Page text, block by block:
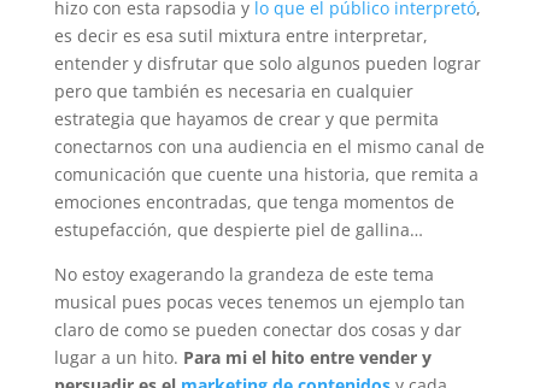
hizo con esta rapsodia y lo que el público interpretó,
es decir es esa sutil mixtura entre interpretar,
entender y disfrutar que solo algunos pueden lograr
pero que también es necesaria en cualquier
estrategia que hayamos de crear y que permita
conectarnos con una audiencia en el mismo canal de
comunicación que cuente una historia, que remita a
emociones encontradas, que tenga momentos de
estupefacción, que despierte piel de gallina…
No estoy exagerando la grandeza de este tema
musical pues pocas veces tenemos un ejemplo tan
claro de como se pueden conectar dos cosas y dar
lugar a un hito. Para mi el hito entre vender y